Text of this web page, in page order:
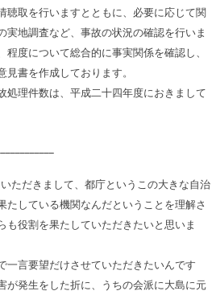
聴取を行いますとともに、必要に応じて関
実地調査など、事故の状況の確認を行いま
程度について総合的に事実関係を確認し、
書を作成しております。
理件数は、平成二十四年度におきまして
だきまして、都庁というこの大きな自治
たしている機関なんだということを理解さ
も役割を果たしていただきたいと思いま
言要望だけさせていただきたいんです
が発生をした折に、うちの会派に大島に元